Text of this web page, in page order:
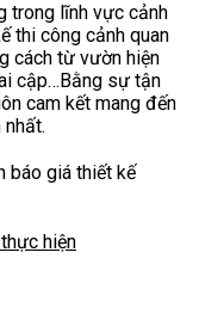
trong lĩnh vực cảnh
thi công cảnh quan
cách từ vườn hiện
cập…Bằng sự tận
cam kết mang đến
báo giá thiết kế
hiện